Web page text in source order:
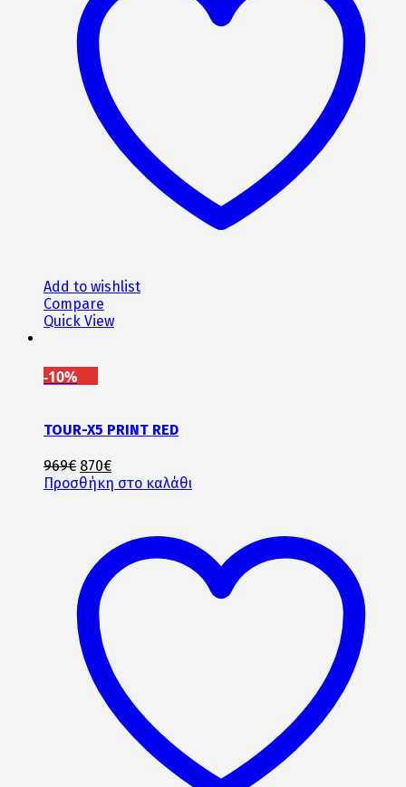
Add to wishlist
Compare
Quick View
-10%
TOUR-X5 PRINT RED
969€ Original
price
870€Η
τρέχουσα
870€.
Προσθήκη στο καλάθι